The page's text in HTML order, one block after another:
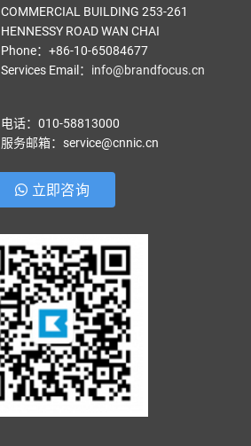
COMMERCIAL BUILDING 253-261
HENNESSY ROAD WAN CHAI
Phone：+86-10-65084677
Services Email ： info@brandfocus.cn
电话：010-58813000
服务邮箱：service@cnnic.cn
立即咨询